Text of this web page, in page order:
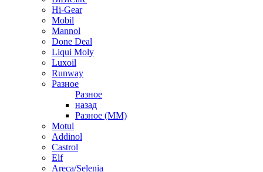
Hi-Gear
Mobil
Mannol
Done Deal
Liqui Moly
Luxoil
Runway
Разное
Разное
назад
Разное (ММ)
Motul
Addinol
Castrol
Elf
Areca/Selenia